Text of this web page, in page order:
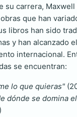
su carrera,
que han
libros han sido
y han alcanzado el
internacional.
se encuentran:
lo que quieras"
dónde se domina